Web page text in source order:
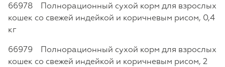
66978 Полнорационный сухой корм для взрослых
кошек со свежей индейкой и коричневым рисом, 0,4
кг
66979 Полнорационный сухой корм для взрослых
кошек со свежей индейкой и коричневым рисом, 2